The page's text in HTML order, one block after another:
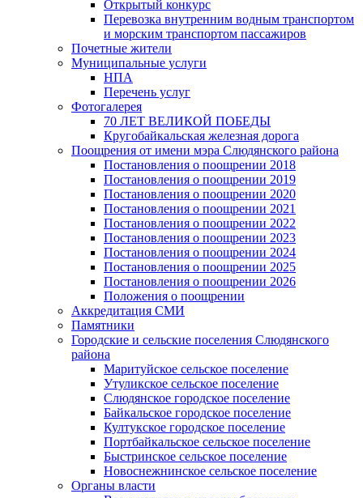
Открытый конкурс
Перевозка внутренним водным транспортом
и морским транспортом пассажиров
Почетные жители
Муниципальные услуги
НПА
Перечень услуг
Фотогалерея
70 ЛЕТ ВЕЛИКОЙ ПОБЕДЫ
Кругобайкальская железная дорога
Поощрения от имени мэра Слюдянского района
Постановления о поощрении 2018
Постановления о поощрении 2019
Постановления о поощрении 2020
Постановления о поощрении 2021
Постановления о поощрении 2022
Постановления о поощрении 2023
Постановления о поощрении 2024
Постановления о поощрении 2025
Постановления о поощрении 2026
Положения о поощрении
Аккредитация СМИ
Памятники
Городские и сельские поселения Слюдянского
района
Маритуйское сельское поселение
Утуликское сельское поселение
Слюдянское городское поселение
Байкальское городское поселение
Култукское городское поселение
Портбайкальское сельское поселение
Быстринское сельское поселение
Новоснежнинское сельское поселение
Органы власти